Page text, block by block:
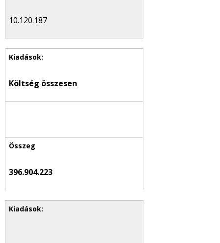
10.120.187
Költség összesen
396.904.223